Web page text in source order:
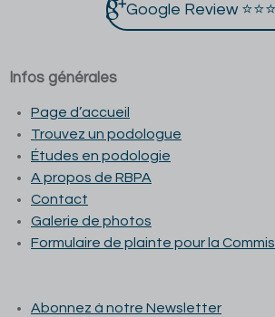
Google Review
Infos générales
Page d’accueil
Trouvez un podologue
Études en podologie
A propos de RBPA
Contact
Galerie de photos
Formulaire de plainte pour la
Abonnez à notre Newsletter